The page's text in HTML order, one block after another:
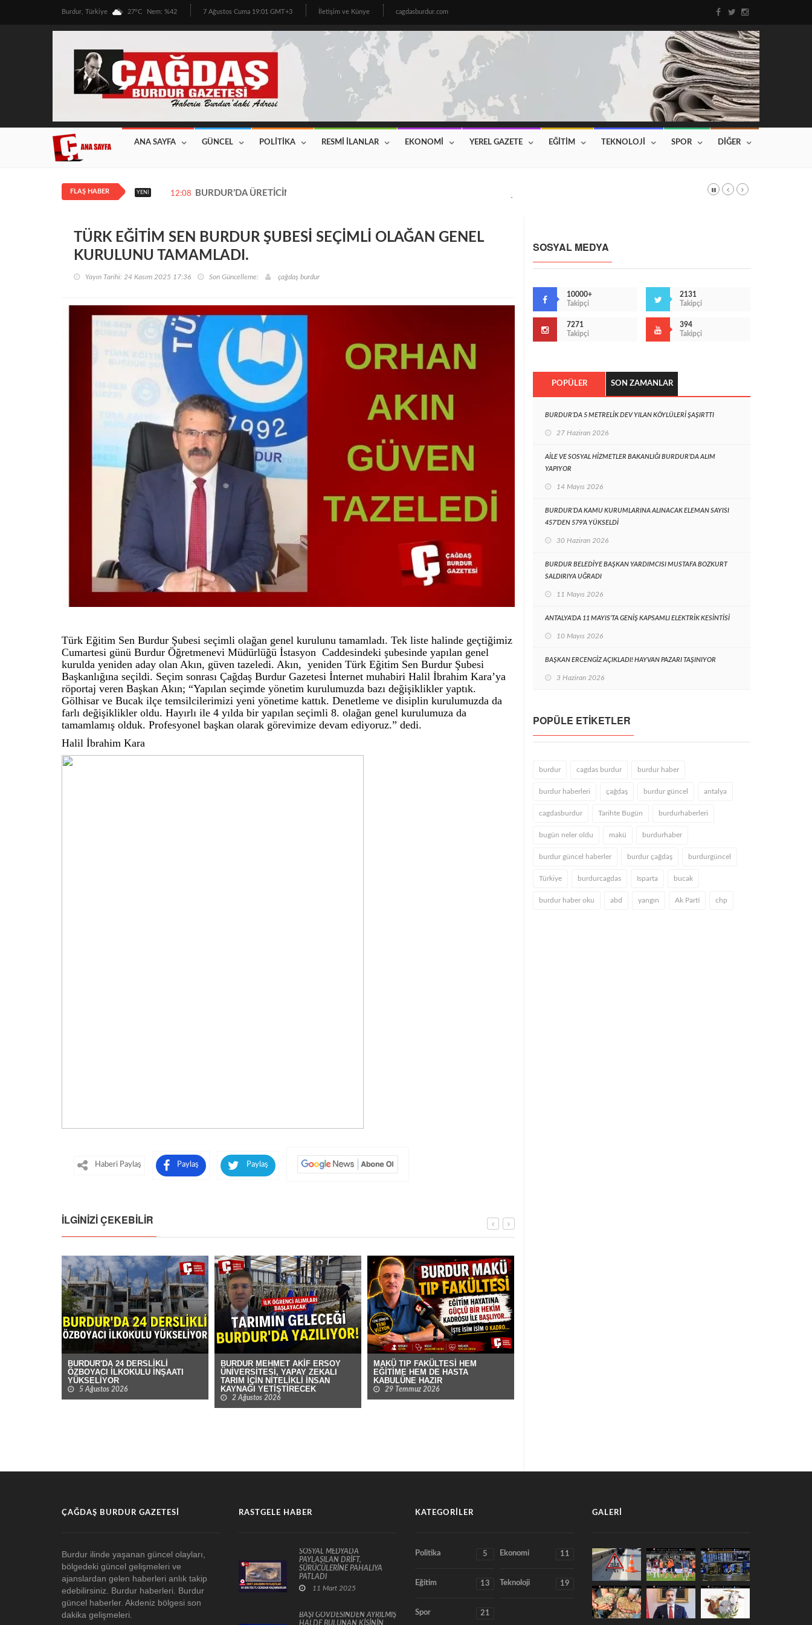
Burdur, Türkiye 27°C Nem: %42 7 Ağustos Cuma 19:01 GMT+3 İletişim ve Künye cagdasburdur.com
ANA SAYFA GÜNCEL POLİTİKA RESMİ İLANLAR EKONOMİ YEREL GAZETE EĞİTİM TEKNOLOJİ SPOR DİĞER
FLAŞ HABER YENI 12:08 BURDUR’DA ÜRETİCİNİN BEKLEDİĞİ HABER GELDİ! 2026 YILI FİYATLAR AÇIKLANDI
TÜRK EĞİTİM SEN BURDUR ŞUBESİ SEÇİMLİ OLAĞAN GENEL
KURULUNU TAMAMLADI.
Yayın Tarihi: 24 Kasım 2025 17:36 Son Güncelleme: çağdaş burdur
Türk Eğitim Sen Burdur Şubesi seçimli olağan genel kurulunu tamamladı. Tek liste halinde geçtiğimiz
Cumartesi günü Burdur Öğretmenevi Müdürlüğü İstasyon Caddesindeki şubesinde yapılan genel
kurulda yeniden aday olan Akın, güven tazeledi. Akın, yeniden Türk Eğitim Sen Burdur Şubesi
Başkanlığına seçildi. Seçim sonrası Çağdaş Burdur Gazetesi İnternet muhabiri Halil İbrahim Kara’ya
röportaj veren Başkan Akın; “Yapılan seçimde yönetim kurulumuzda bazı değişiklikler yaptık.
Gölhisar ve Bucak ilçe temsilcilerimizi yeni yönetime kattık. Denetleme ve disiplin kurulumuzda da
farlı değişiklikler oldu. Hayırlı ile 4 yılda bir yapılan seçimli 8. olağan genel kurulumuza da
tamamlamış olduk. Profesyonel başkan olarak görevimize devam ediyoruz.” dedi.
Halil İbrahim Kara
Haberi Paylaş Paylaş Paylaş
İLGINIZI ÇEKEBILIR
BURDUR'DA 24 DERSLİKLİ
ÖZBOYACI İLKOKULU İNŞAATI
YÜKSELİYOR
5 Ağustos 2026
BURDUR MEHMET AKİF ERSOY
ÜNİVERSİTESİ, YAPAY ZEKALI
TARIM İÇİN NİTELİKLİ İNSAN
KAYNAĞI YETİŞTİRECEK
2 Ağustos 2026
MAKÜ TIP FAKÜLTESİ HEM
EĞİTİME HEM DE HASTA
KABULÜNE HAZIR
29 Temmuz 2026
SOSYAL MEDYA
10000+
Takipçi
2131
Takipçi
7271
Takipçi
394
Takipçi
POPÜLER SON ZAMANLAR
BURDUR’DA 5 METRELİK DEV YILAN KÖYLÜLERİ ŞAŞIRTTI
27 Haziran 2026
AİLE VE SOSYAL HİZMETLER BAKANLIĞI BURDUR’DA ALIM
YAPIYOR
14 Mayıs 2026
BURDUR’DA KAMU KURUMLARINA ALINACAK ELEMAN SAYISI
457’DEN 579’A YÜKSELDİ
30 Haziran 2026
BURDUR BELEDİYE BAŞKAN YARDIMCISI MUSTAFA BOZKURT
SALDIRIYA UĞRADI
11 Mayıs 2026
ANTALYA’DA 11 MAYIS’TA GENİŞ KAPSAMLI ELEKTRİK KESİNTİSİ
10 Mayıs 2026
BAŞKAN ERCENGİZ AÇIKLADI! HAYVAN PAZARI TAŞINIYOR
3 Haziran 2026
POPÜLE ETIKETLER
burdur cagdas burdur burdur haber
burdur haberleri çağdaş burdur güncel antalya
cagdasburdur Tarihte Bugün burdurhaberleri
bugün neler oldu makü burdurhaber
burdur güncel haberler burdur çağdaş burdurgüncel
Türkiye burdurcagdas Isparta bucak
burdur haber oku abd yangın Ak Parti chp
ÇAĞDAŞ BURDUR GAZETESI
Burdur ilinde yaşanan güncel olayları,
bölgedeki güncel gelişmeleri ve
ajanslardan gelen haberleri anlık takip
edebilirsiniz. Burdur haberleri. Burdur
güncel haberler. Akdeniz bölgesi son
dakika gelişmeleri.
RASTGELE HABER
SOSYAL MEDYADA
PAYLAŞILAN DRİFT,
SÜRÜCÜLERİNE PAHALIYA
PATLADI
11 Mart 2025
BAŞI GÖVDESİNDEN AYRILMIŞ
HALDE BULUNAN KİŞİNİN
KATEGORILER
Politika 5 Ekonomi 11
Eğitim 13 Teknoloji 19
Spor 21
GALERI